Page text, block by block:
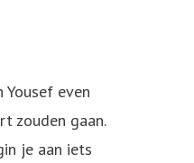
even
zouden gaan.
je aan iets